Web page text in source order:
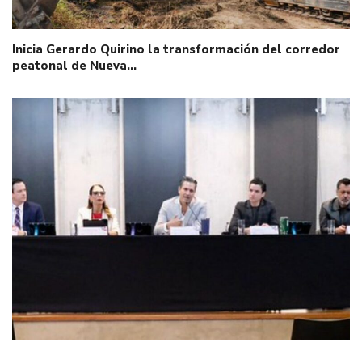
Inicia Gerardo Quirino la transformación del corredor
peatonal de Nueva…